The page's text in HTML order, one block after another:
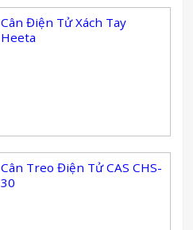
Cân Điện Tử Xách Tay
Heeta
Cân Treo Điện Tử CAS CHS-
30